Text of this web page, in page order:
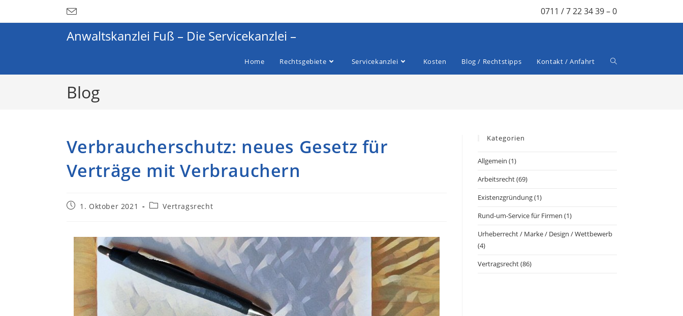
0711 / 7 22 34 39 – 0
Anwaltskanzlei Fuß – Die Servicekanzlei –
Home Rechtsgebiete Servicekanzlei Kosten Blog / Rechtstipps Kontakt / Anfahrt
Blog
Verbraucherschutz: neues Gesetz für
Verträge mit Verbrauchern
1. Oktober 2021 Vertragsrecht
Kategorien
Allgemein (1)
Arbeitsrecht(69)
Existenzgründung(1)
Rund-um-Service für Firmen (1)
Urheberrecht / Marke / Design / Wettbewerb
(4)
Vertragsrecht(86)